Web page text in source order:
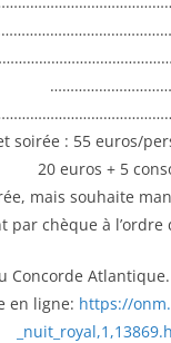
soirée : 55 euros/
20 euros + 5
mais souhaite
par chèque à
Concorde
en ligne: https://